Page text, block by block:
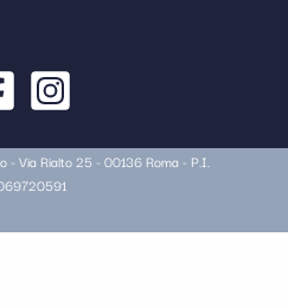
- Via Rialto 25 - 00136 Roma - P.I.